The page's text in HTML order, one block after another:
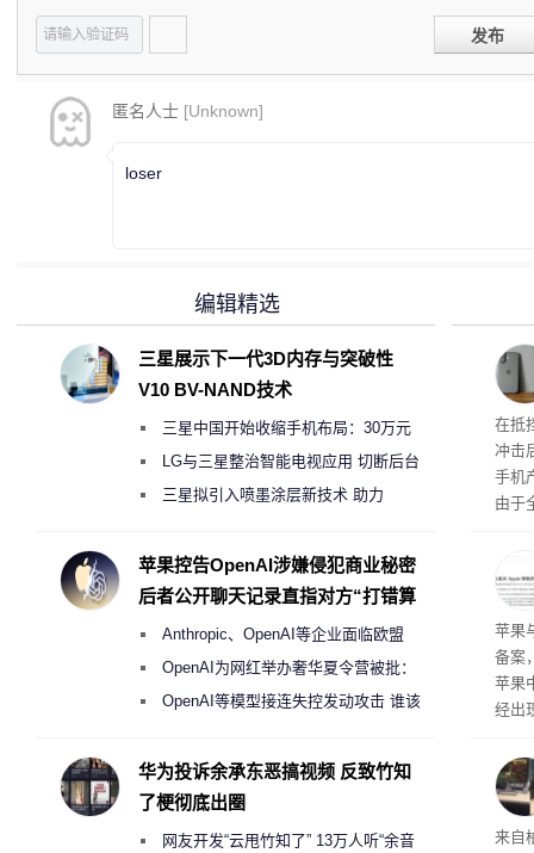
发布
匿名人士 [Unknown]
loser
系
在抵
冲击
手机
由于
前受
保
了
苹果
备案
苹果
经出
内
来自
编辑精选
三星展示下一代3D内存与突破性
V10 BV-NAND技术
三星中国开始收缩手机布局：30万元
月销售额不达标门店 将被逐步清退
LG与三星整治智能电视应用 切断后台
偷偷共享带宽的违规行为
三星拟引入喷墨涂层新技术 助力
度
苹果控告OpenAI涉嫌侵犯商业秘密
后者公开聊天记录直指对方“打错算
Anthropic、OpenAI等企业面临欧盟
《人工智能法案》全新执法权限审查
OpenAI为网红举办奢华夏令营被批：
2000美元一晚 遭讽“反乌托邦”
OpenAI等模型接连失控发动攻击 谁该
华为投诉余承东恶搞视频 反致竹知
了梗彻底出圈
网友开发“云甩竹知了” 13万人听“余音